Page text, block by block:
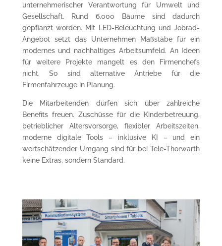
unternehmerischer Verantwortung für Umwelt und
Gesellschaft. Rund 6.000 Bäume sind dadurch
gepflanzt worden. Mit LED-Beleuchtung und Jobrad-
Angebot setzt das Unternehmen Maßstäbe für ein
modernes und nachhaltiges Arbeitsumfeld. An Ideen
für weitere Projekte mangelt es den Firmenchefs
nicht. So sind alternative Antriebe für die
Firmenfahrzeuge in Planung.
Die Mitarbeitenden dürfen sich über zahlreiche
Benefits freuen. Zuschüsse für die Kinderbetreuung,
betrieblicher Altersvorsorge, flexibler Arbeitszeiten,
moderne digitale Tools – inklusive KI – und ein
wertschätzender Umgang sind für bei Tele-Thorwarth
keine Extras, sondern Standard.